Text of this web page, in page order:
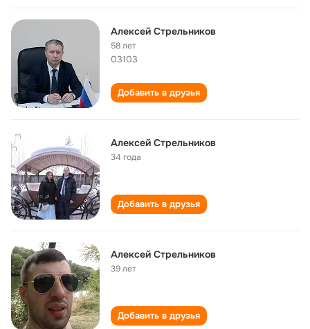
Алексей Стрельников
58 лет
03103
Добавить в друзья
Алексей Стрельников
34 года
Добавить в друзья
Алексей Стрельников
39 лет
Добавить в друзья